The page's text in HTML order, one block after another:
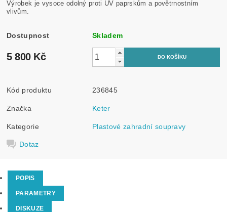
Výrobek je vysoce odolný proti UV paprskům a povětrnostním
vlivům.
Dostupnost Skladem
5 800 Kč
Kód produktu 236845
Značka Keter
Kategorie Plastové zahradní soupravy
Dotaz
POPIS
PARAMETRY
DISKUZE